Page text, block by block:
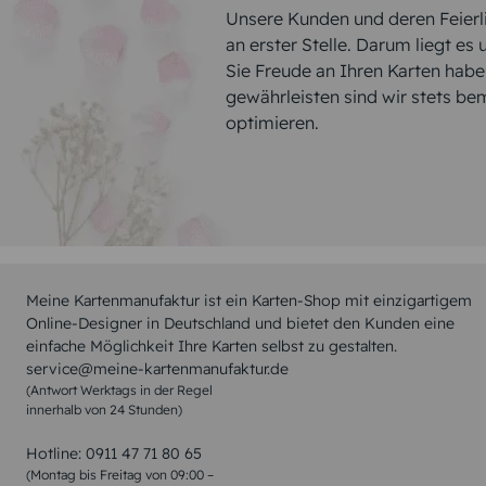
Unsere Kunden und deren
an erster Stelle. Darum liegt es
Sie Freude an Ihren Karten
gewährleisten sind wir stets
optimieren.
Meine Kartenmanufaktur ist ein Karten-Shop mit einzigartigem
Online-Designer in Deutschland und bietet den Kunden eine
einfache Möglichkeit Ihre Karten selbst zu gestalten.
service@meine-kartenmanufaktur.de
(Antwort Werktags in der Regel
innerhalb von 24 Stunden)
Hotline: 0911 47 71 80 65
(Montag bis Freitag von 09:00 –